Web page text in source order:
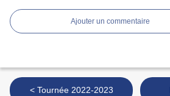
Ajouter un commentaire
< Tournée 2022-2023